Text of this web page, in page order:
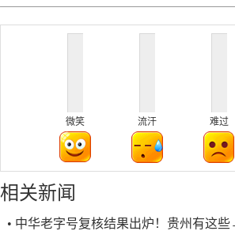
微笑 流汗 难过
相关新闻
• 中华老字号复核结果出炉！贵州有这